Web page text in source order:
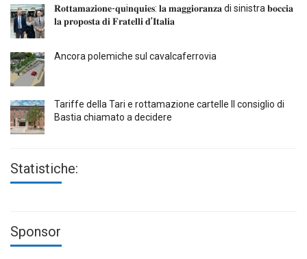
𝐑𝐨𝐭𝐭𝐚𝐦𝐚𝐳𝐢𝐨𝐧𝐞-𝐪𝐮i𝐧𝐪𝐮𝐢𝐞𝐬: 𝐥𝐚 𝐦𝐚𝐠𝐠𝐢𝐨𝐫𝐚𝐧𝐳𝐚 di sinistra 𝐛𝐨𝐜𝐜𝐢𝐚
𝐥𝐚 𝐩𝐫𝐨𝐩𝐨𝐬𝐭𝐚 𝐝𝐢 𝐅𝐫𝐚𝐭𝐞𝐥𝐥𝐢 𝐝’𝐈𝐭𝐚𝐥𝐢𝐚
Ancora polemiche sul cavalcaferrovia
Tariffe della Tari e rottamazione cartelle Il consiglio di
Bastia chiamato a decidere
Statistiche:
Sponsor